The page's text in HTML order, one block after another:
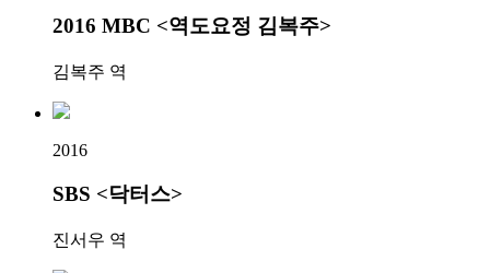
2016 MBC <역도요정 김복주>
김복주 역
2016
SBS <닥터스>
진서우 역